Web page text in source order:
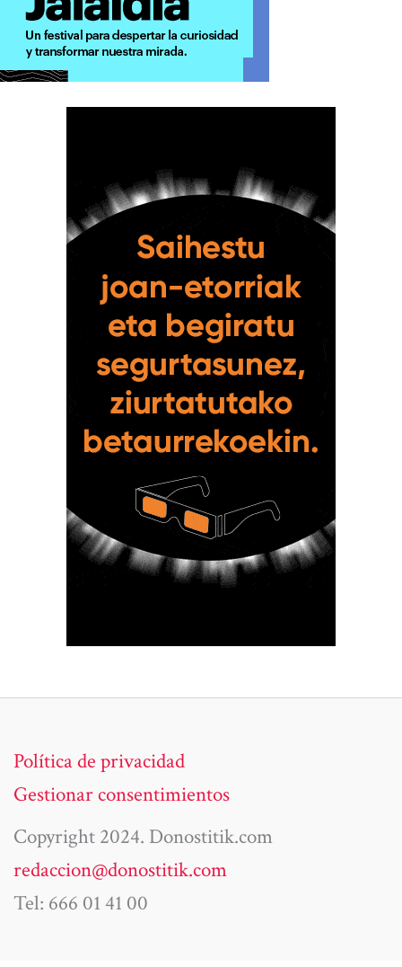
Política de privacidad
Gestionar consentimientos
Copyright 2024. Donostitik.com
redaccion@donostitik.com
Tel: 666 01 41 00